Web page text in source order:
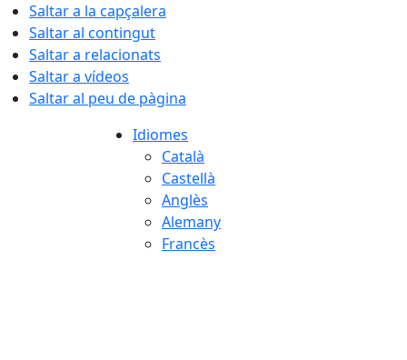
Saltar a la capçalera
Saltar al contingut
Saltar a relacionats
Saltar a vídeos
Saltar al peu de pàgina
Idiomes
Català
Castellà
Anglès
Alemany
Francès